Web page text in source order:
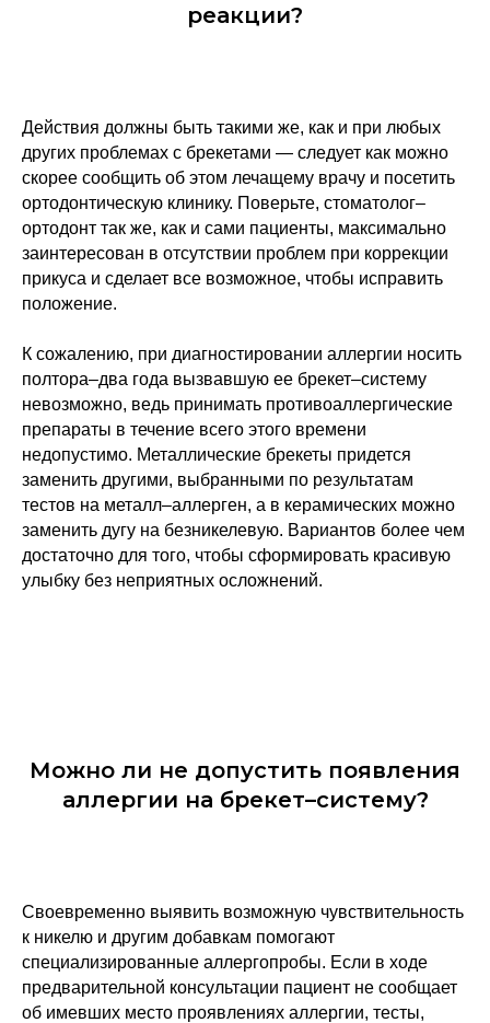
реакции?
Действия должны быть такими же, как и при любых
других проблемах с брекетами — следует как можно
скорее сообщить об этом лечащему врачу и посетить
ортодонтическую клинику. Поверьте, стоматолог–
ортодонт так же, как и сами пациенты, максимально
заинтересован в отсутствии проблем при коррекции
прикуса и сделает все возможное, чтобы исправить
положение.
К сожалению, при диагностировании аллергии носить
полтора–два года вызвавшую ее брекет–систему
невозможно, ведь принимать противоаллергические
препараты в течение всего этого времени
недопустимо. Металлические брекеты придется
заменить другими, выбранными по результатам
тестов на металл–аллерген, а в керамических можно
заменить дугу на безникелевую. Вариантов более чем
достаточно для того, чтобы сформировать красивую
улыбку без неприятных осложнений.
Можно ли не допустить появления
аллергии на брекет–систему?
Своевременно выявить возможную чувствительность
к никелю и другим добавкам помогают
специализированные аллергопробы. Если в ходе
предварительной консультации пациент не сообщает
об имевших место проявлениях аллергии, тесты,